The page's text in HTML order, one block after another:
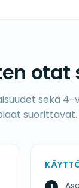
otat
sekä 4-
suorittavat.